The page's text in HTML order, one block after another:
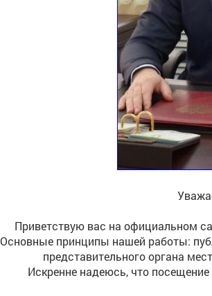
Приветствую вас на официальном
Основные принципы нашей работы:
представительного органа
Искренне надеюсь, что